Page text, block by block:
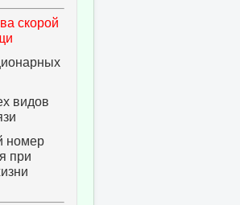
скорой
видов
номер
при